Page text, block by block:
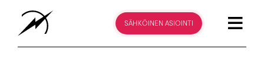
SÄHKÖINEN ASIOINTI